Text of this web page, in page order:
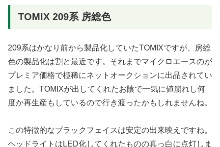
TOMIX 209系 房総色
209系はかなり前から製品化していたTOMIXですが、房総
色の製品化は割と最近です。それまでマイクロエースのが
プレミア価格で極稀にネットオークションに出品されてい
ました。TOMIXが出してくれたお陰で一気に値崩れし何
度か再生産もしているので行き渡ったかもしれませんね。
この特徴的なブラックフェイスは安定の出来映えですね。
ヘッドライトはLED化してくれたものの真っ白に点灯しま